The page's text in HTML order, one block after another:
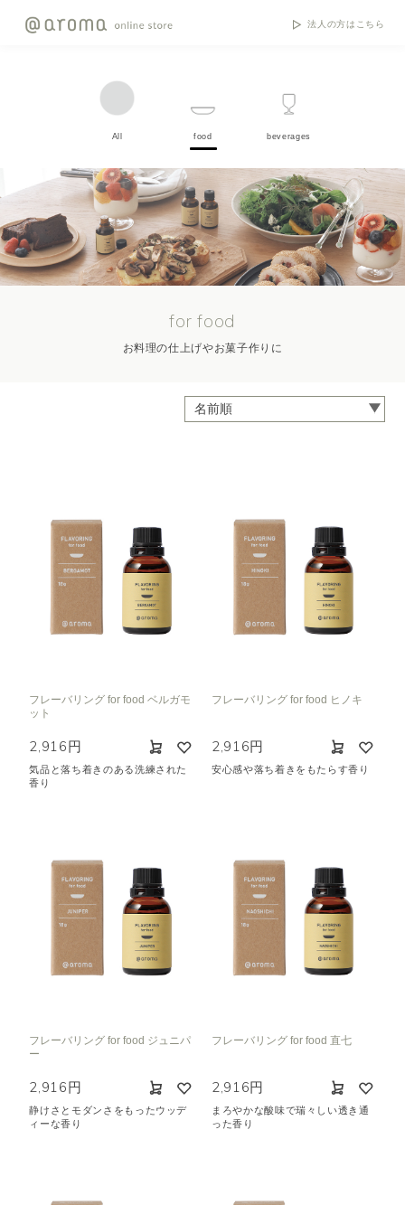
法人の方はこちら
All food beverages
for food
お料理の仕上げやお菓子作りに
フレーバリング for food ベルガモ
ット
2,916円
気品と落ち着きのある洗練された
香り
フレーバリング for food ヒノキ
2,916円
安心感や落ち着きをもたらす香り
フレーバリング for food ジュニパ
ー
2,916円
静けさとモダンさをもったウッデ
ィーな香り
フレーバリング for food 直七
2,916円
まろやかな酸味で瑞々しい透き通
った香り